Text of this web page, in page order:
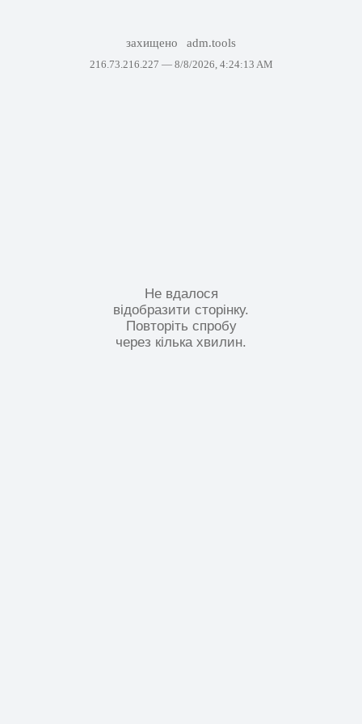
захищено adm.tools
216.73.216.227 — 8/8/2026, 4:24:13 AM
Не вдалося
відобразити сторінку.
Повторіть спробу
через кілька хвилин.